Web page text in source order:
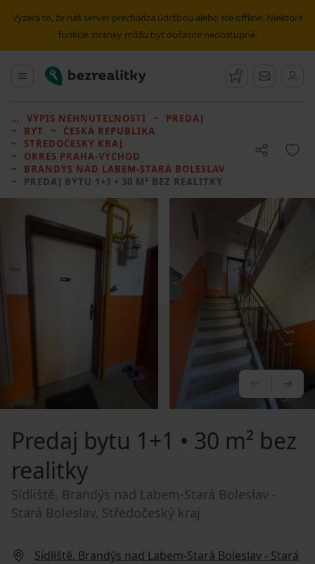
Vyzerá to, že náš server prechádza údržbou alebo ste offline. Niektoré
funkcie stránky môžu byť dočasne nedostupné.
Hlavné menu
Bezrealitky Strážny pes
Správy
VÝPIS NEHNUTEĽNOSTÍ
PREDAJ
BYT
ČESKÁ REPUBLIKA
STŘEDOČESKÝ KRAJ
OKRES PRAHA-VÝCHOD
BRANDÝS NAD LABEM-STARÁ BOLESLAV
PREDAJ BYTU 1+1 • 30 M² BEZ REALITKY
Predaj bytu 1+1 • 30 m² bez
realitky
Sídliště, Brandýs nad Labem-Stará Boleslav -
Stará Boleslav, Středočeský kraj
Sídliště, Brandýs nad Labem-Stará Boleslav - Stará